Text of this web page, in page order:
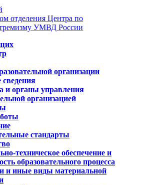
отделения Центра по
УМВД России
организации
и органы управления
организацией
стандарты
техническое обеспечение и
образовательного процесса
и иные виды материальной